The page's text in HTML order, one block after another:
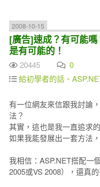
2008-10-15
[廣告]速成？有可能
是有可能的！
20445
0
給初學者的話、
有一位網友來信跟我討論
法？
其實，這也是我一直追求
如果我能發展出一套方法
我相信：ASP.NET搭配一
2005或VS 2008），還真的